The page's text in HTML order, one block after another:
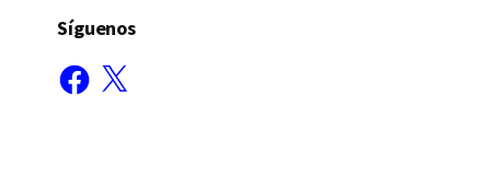
Síguenos
Facebook
X